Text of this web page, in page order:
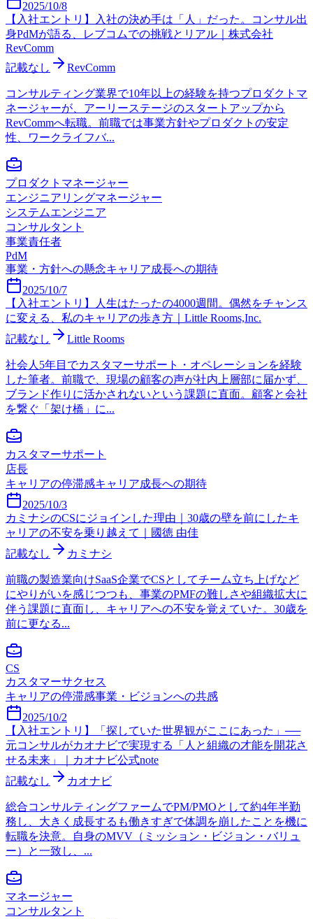
2025/10/8
【入社エントリ】入社の決め手は「人」だった。コンサル出
身PdMが語る、レブコムでの挑戦とリアル｜株式会社
RevComm
記載なし
RevComm
コンサルティング業界で10年以上の経験を持つプロダクトマ
ネージャーが、アーリーステージのスタートアップから
RevCommへ転職。前職では事業方針やプロダクトの安定
性、ワークライフバ...
プロダクトマネージャー
エンジニアリングマネージャー
システムエンジニア
コンサルタント
事業責任者
PdM
事業・方針への懸念キャリア成長への期待
2025/10/7
【入社エントリ】人生はたったの4000週間。偶然をチャンス
に変える、私のキャリアの歩き方｜Little Rooms,Inc.
記載なし
Little Rooms
社会人5年目でカスタマーサポート・オペレーションを経験
した筆者。前職で、現場の顧客の声が社内上層部に届かず、
ブランド作りに活かされないという課題に直面。顧客と会社
を繋ぐ「架け橋」に...
カスタマーサポート
店長
キャリアの停滞感キャリア成長への期待
2025/10/3
カミナシのCSにジョインした理由｜30歳の壁を前にしたキ
ャリアの不安を乗り越えて｜國徳 由佳
記載なし
カミナシ
前職の製造業向けSaaS企業でCSとしてチーム立ち上げなど
にやりがいを感じつつも、事業のPMFの難しさや組織拡大に
伴う課題に直面し、キャリアへの不安を覚えていた。30歳を
前に更なる...
CS
カスタマーサクセス
キャリアの停滞感事業・ビジョンへの共感
2025/10/2
【入社エントリ】「探していた世界観がここにあった」──
元コンサルがカオナビで実現する「人と組織の才能を開花さ
せる未来」｜カオナビ公式note
記載なし
カオナビ
総合コンサルティングファームでPM/PMOとして約4年半勤
務し、大きく成長するも働きすぎで体調を崩したことを機に
転職を決意。自身のMVV（ミッション・ビジョン・バリュ
ー）と一致し、...
マネージャー
コンサルタント